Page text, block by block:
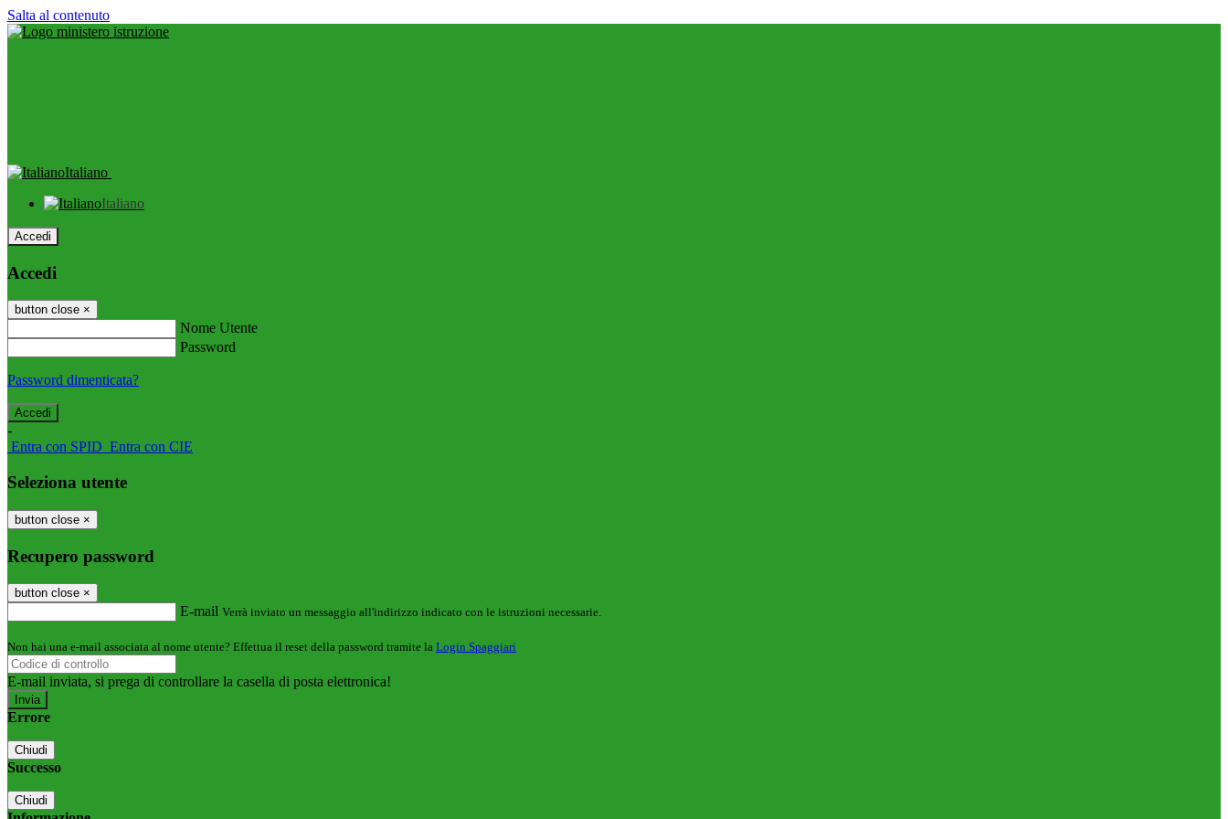
Salta al contenuto
Italiano
Italiano
Accedi
Accedi
button close ×
Nome Utente
Password
Password dimenticata?
-
Entra con SPID Entra con CIE
Seleziona utente
button close ×
Recupero password
button close ×
E-mail Verrà inviato un messaggio all'indirizzo indicato con le istruzioni necessarie.
Non hai una e-mail associata al nome utente? Effettua il reset della password tramite la Login Spaggiari
E-mail inviata, si prega di controllare la casella di posta elettronica!
Errore
Chiudi
Successo
Chiudi